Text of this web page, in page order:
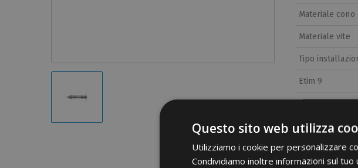
Materiale cono
Materiale vite
Tipo
Etim 9
Questo sito web utilizza
Utilizziamo i cookie per personalizzare
Condividiamo inoltre informazioni sul